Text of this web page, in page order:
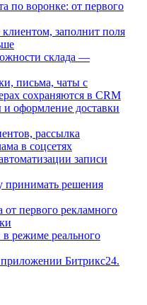
по воронке: от первого
заполнит поля
склада —
письма, чаты с
сохраняются в CRM
оформление доставки
рассылка
в соцсетях
записи
принимать решения
от первого рекламного
режиме реального
Битрикс24.